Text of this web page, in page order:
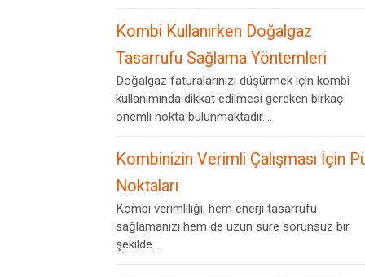
Kombi Kullanırken Doğalgaz
Tasarrufu Sağlama Yöntemleri
Doğalgaz faturalarınızı düşürmek için kombi
kullanımında dikkat edilmesi gereken birkaç
önemli nokta bulunmaktadır....
Kombinizin Verimli Çalışması İçin
Noktaları
Kombi verimliliği, hem enerji tasarrufu
sağlamanızı hem de uzun süre sorunsuz bir
şekilde...